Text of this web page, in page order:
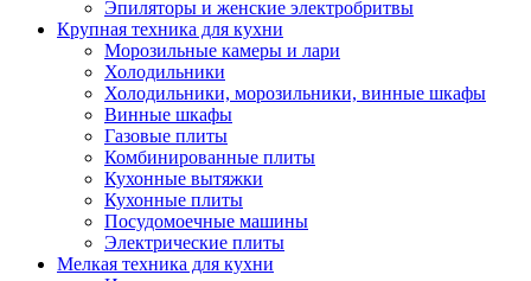
Эпиляторы и женские электробритвы
Крупная техника для кухни
Морозильные камеры и лари
Холодильники
Холодильники, морозильники, винные шкафы
Винные шкафы
Газовые плиты
Комбинированные плиты
Кухонные вытяжки
Кухонные плиты
Посудомоечные машины
Электрические плиты
Мелкая техника для кухни